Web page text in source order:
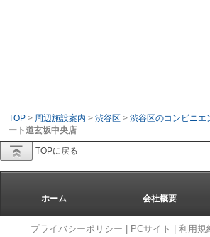
TOP > 周辺施設案内 > 渋谷区 > 渋谷区のコンビニエ
ート道玄坂中央店
TOPに戻る
ホーム 会社概要
プライバシーポリシー PCサイト 利用規